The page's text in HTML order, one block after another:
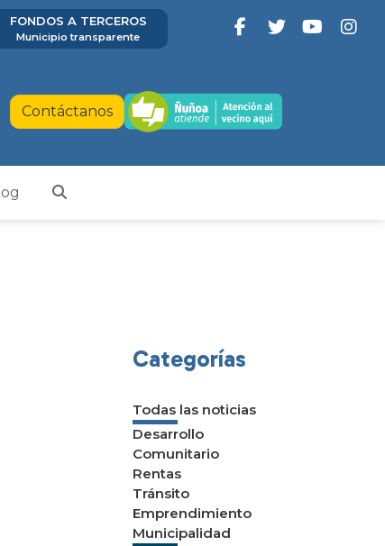
FONDOS A TERCEROS
Municipio transparente
Contáctanos
Categorías
Todas las noticias
Desarrollo
Comunitario
Rentas
Tránsito
Emprendimiento
Municipalidad